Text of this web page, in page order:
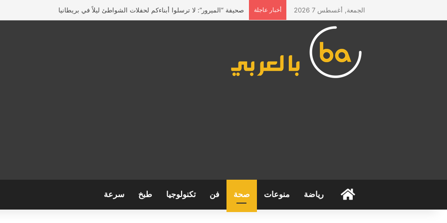
الجمعة, أغسطس 7 2026 أخبار عاجلة صحيفة “الميرور”: لا ترسلوا أبناءكم لحفلات الشواطئ ليلاً في بريطانيا
الرئيسيةرياضة منوعات صحة فن تكنولوجيا طبخ سرعة